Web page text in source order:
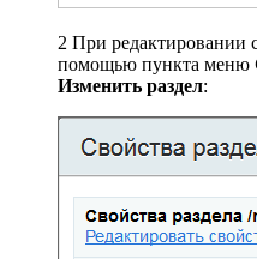
2 При редактировании
помощью пункта меню
Изменить раздел: